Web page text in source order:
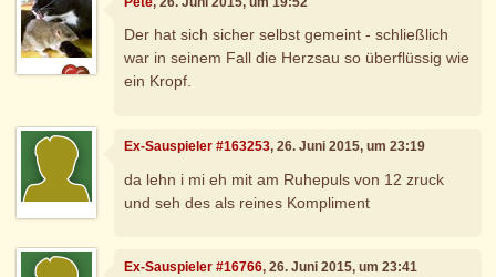
Der hat sich sicher selbst gemeint - schließlich
war in seinem Fall die Herzsau so überflüssig wie
ein Kropf.
Ex-Sauspieler #163253, 26. Juni 2015, um 23:19
da lehn i mi eh mit am Ruhepuls von 12 zruck
und seh des als reines Kompliment
Ex-Sauspieler #16766, 26. Juni 2015, um 23:41